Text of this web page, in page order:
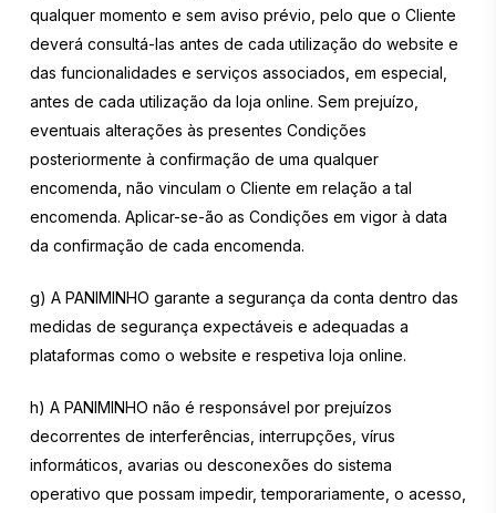
qualquer momento e sem aviso prévio, pelo que o Cliente
deverá consultá-las antes de cada utilização do website e
das funcionalidades e serviços associados, em especial,
antes de cada utilização da loja online. Sem prejuízo,
eventuais alterações às presentes Condições
posteriormente à confirmação de uma qualquer
encomenda, não vinculam o Cliente em relação a tal
encomenda. Aplicar-se-ão as Condições em vigor à data
da confirmação de cada encomenda.
g) A PANIMINHO garante a segurança da conta dentro das
medidas de segurança expectáveis e adequadas a
plataformas como o website e respetiva loja online.
h) A PANIMINHO não é responsável por prejuízos
decorrentes de interferências, interrupções, vírus
informáticos, avarias ou desconexões do sistema
operativo que possam impedir, temporariamente, o acesso,